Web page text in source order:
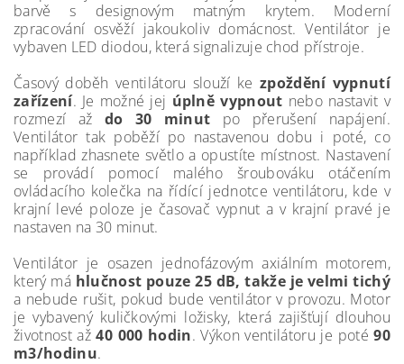
barvě s designovým matným krytem. Moderní
zpracování osvěží jakoukoliv domácnost. Ventilátor je
vybaven LED diodou, která signalizuje chod přístroje.
Časový doběh ventilátoru slouží ke zpoždění vypnutí
zařízení. Je možné jej úplně vypnout nebo nastavit v
rozmezí až do 30 minut po přerušení napájení.
Ventilátor tak poběží po nastavenou dobu i poté, co
například zhasnete světlo a opustíte místnost. Nastavení
se provádí pomocí malého šroubováku otáčením
ovládacího kolečka na řídící jednotce ventilátoru, kde v
krajní levé poloze je časovač vypnut a v krajní pravé je
nastaven na 30 minut.
Ventilátor je osazen jednofázovým axiálním motorem,
který má hlučnost pouze 25 dB, takže je velmi tichý
a nebude rušit, pokud bude ventilátor v provozu. Motor
je vybavený kuličkovými ložisky, která zajišťují dlouhou
životnost až40 000 hodin. Výkon ventilátoru je poté90
m3/hodinu.